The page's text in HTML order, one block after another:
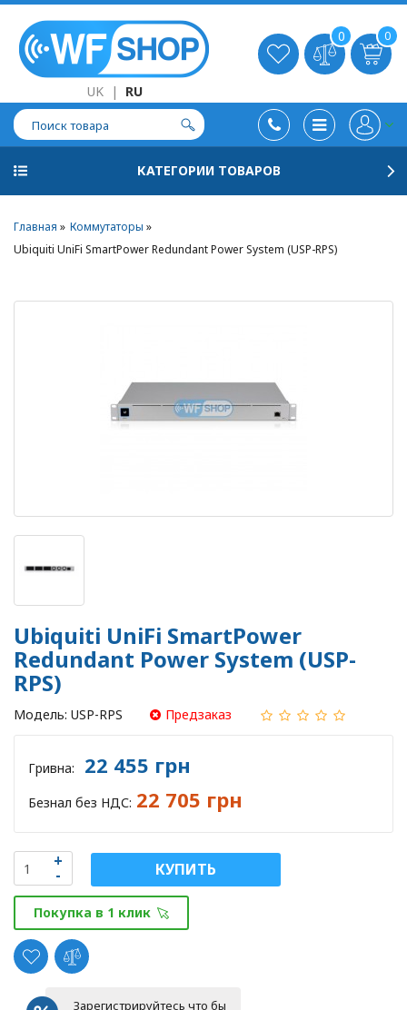
UK | RU
0 0
КАТЕГОРИИ ТОВАРОВ
Главная
Коммутаторы
Ubiquiti UniFi SmartPower Redundant Power System (USP-RPS)
Ubiquiti UniFi SmartPower
Redundant Power System (USP-
RPS)
Модель: USP-RPS Предзаказ
Гривна: 22 455 грн
Безнал без НДС: 22 705 грн
КУПИТЬ
Покупка в 1 клик
Зарегистрируйтесь что бы